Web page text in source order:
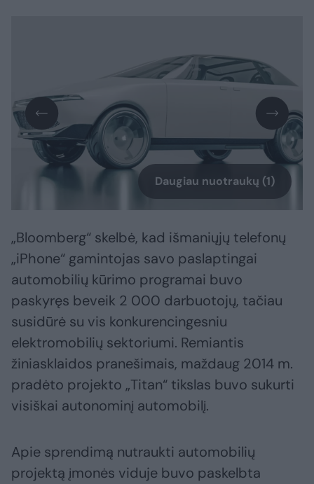
Daugiau nuotraukų (1)
„Bloomberg“ skelbė, kad išmaniųjų telefonų
„iPhone“ gamintojas savo paslaptingai
automobilių kūrimo programai buvo
paskyręs beveik 2 000 darbuotojų, tačiau
susidūrė su vis konkurencingesniu
elektromobilių sektoriumi. Remiantis
žiniasklaidos pranešimais, maždaug 2014 m.
pradėto projekto „Titan“ tikslas buvo sukurti
visiškai autonominį automobilį.
Apie sprendimą nutraukti automobilių
projektą įmonės viduje buvo paskelbta